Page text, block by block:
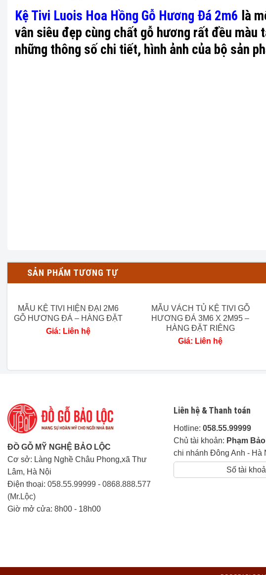
Kệ Tivi Luois Hoa Hồng Gỗ Hương Đá 2m6 là
vân siêu đẹp cùng chất gỗ hương rất đều
những thông số chi tiết, hình ảnh của bộ sản
Phần
Thông số sản phẩm Kệ Tivi Luois Hoa Hồng Gỗ Hương Đá
Chất liệu:Gỗ Hương Đá 100%.
Vận chuyển đến chân công trình miễn phí từ
Ngoài 80km khu vực phía Bắc tính chi phí
Các tỉnh thành khác:
Thời gian giao hàng:
Về độ dày:
Đảm Bảo đúng 100% chất lượng gỗ khi thỏa thuận,
SẢN PHẨM TƯƠNG TỰ
MẪU KỆ TIVI HIỆN ĐẠI 2M6
GỖ HƯƠNG ĐÁ – HÀNG ĐẶT
Giá: Liên hệ
MẪU VÁCH TỦ KỆ TIVI GỖ
HƯƠNG ĐÁ 3M6 X 2M95 –
HÀNG ĐẶT RIÊNG
Giá: Liên hệ
ĐỒ GỖ MỸ NGHỆ BẢO LỘC
Cơ sở: Làng Nghề Châu Phong,xã Thư
Lâm, Hà Nội
Điện thoại: 058.55.99999 - 0868.888.577
(Mr.Lộc)
Giờ mở cửa: 8h00 - 18h00
Liên hệ & Thanh toán
Hotline: 058.55.99999
Chủ tài khoản: Phạm
chi nhánh Đông Anh - Hà
Số tài